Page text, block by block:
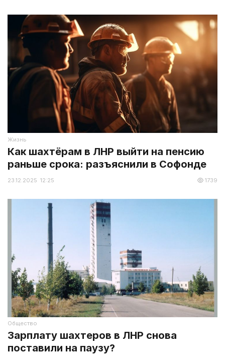
Жизнь
Как шахтёрам в ЛНР выйти на пенсию
раньше срока: разъяснили в Софонде
23.12.2025 12:25 1739
Общество
Зарплату шахтеров в ЛНР снова
поставили на паузу?